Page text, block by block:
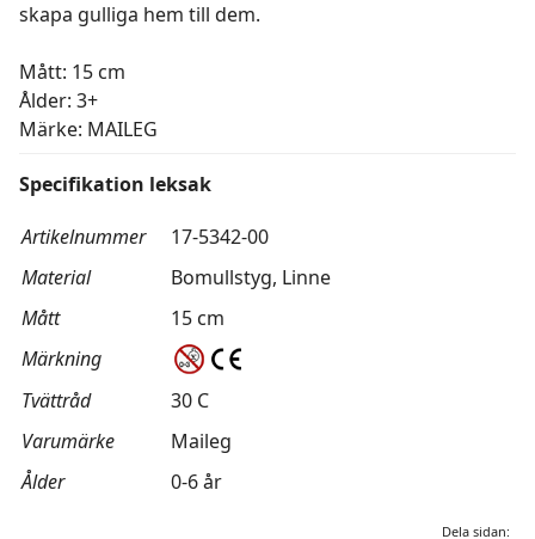
skapa gulliga hem till dem.
Mått: 15 cm
Ålder: 3+
Märke: MAILEG
Specifikation leksak
Artikelnummer
17-5342-00
Material
Bomullstyg, Linne
Mått
15 cm
Märkning
Tvättråd
30 C
Varumärke
Maileg
Ålder
0-6 år
Dela sidan: